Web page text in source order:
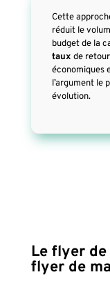
Cette
réduit le
budget de la
taux de
économiques
l’argument le
évolution.
Le flyer
flyer de